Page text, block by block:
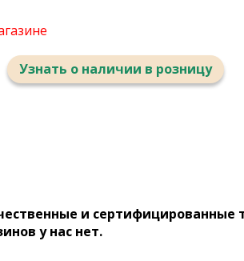
Узнать о наличии в розницу
и сертифицированные
у нас нет.